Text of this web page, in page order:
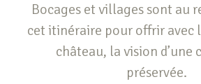
Bocages et villages sont au
cet itinéraire pour offrir avec
château, la vision d’une
préservée.